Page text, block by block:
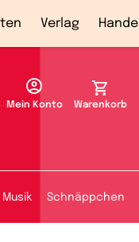
Verlag Handel
Mein Konto Warenkorb
Schnäppchen